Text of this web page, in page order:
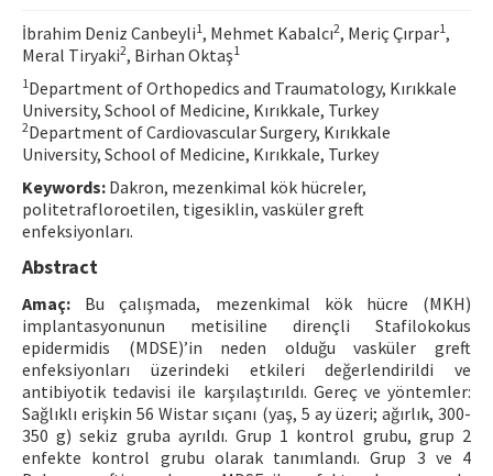
Contact Us
E-ISSN: 2687-4792
İbrahim Deniz Canbeyli1, Mehmet Kabalcı2, Meriç Çırpar1,
Meral Tiryaki2, Birhan Oktaş1
1 Department of Orthopedics and Traumatology, Kırıkkale
University, School of Medicine, Kırıkkale, Turkey
2Department of Cardiovascular Surgery, Kırıkkale
University, School of Medicine, Kırıkkale, Turkey
Keywords: Dakron, mezenkimal kök hücreler,
politetrafloroetilen, tigesiklin, vasküler greft
enfeksiyonları.
Abstract
Amaç: Bu çalışmada, mezenkimal kök hücre (MKH)
implantasyonunun metisiline dirençli Stafilokokus
epidermidis (MDSE)’in neden olduğu vasküler greft
enfeksiyonları üzerindeki etkileri değerlendirildi ve
antibiyotik tedavisi ile karşılaştırıldı. Gereç ve yöntemler:
Sağlıklı erişkin 56 Wistar sıçanı (yaş, 5 ay üzeri; ağırlık, 300-
350 g) sekiz gruba ayrıldı. Grup 1 kontrol grubu, grup 2
enfekte kontrol grubu olarak tanımlandı. Grup 3 ve 4